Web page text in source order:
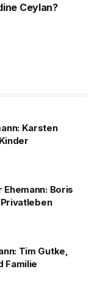
Ceylan?
Karsten
Boris
Tim Gutke,
Familie